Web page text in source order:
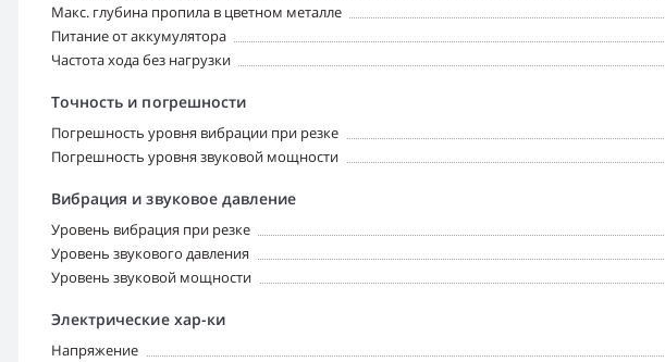
Макс. глубина пропила в цветном металле
Питание от аккумулятора
Частота хода без нагрузки
Точность и погрешности
Погрешность уровня вибрации при резке
Погрешность уровня звуковой мощности
Вибрация и звуковое давление
Уровень вибрация при резке
Уровень звукового давления
Уровень звуковой мощности
Электрические хар-ки
Напряжение